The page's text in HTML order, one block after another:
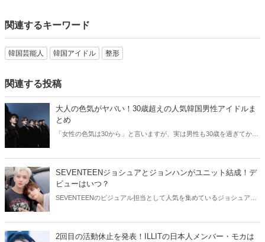
関連するキーワード
韓国芸能人 韓国アイドル 整形
関連する投稿
大人の色気がヤバい！30歳超えの人気韓国男性アイドルま
とめ
「女性の色気は30から」と言いますが、実は男性も30歳を過ぎてから
SEVENTEENジョシュアとジョンハンがユニット結成！デ
ビューはいつ？
SEVENTEENのビジュアル担当として人気を集めているジョシュアと
2回目の活動休止を発表！ILLITの日本人メンバー・モカは